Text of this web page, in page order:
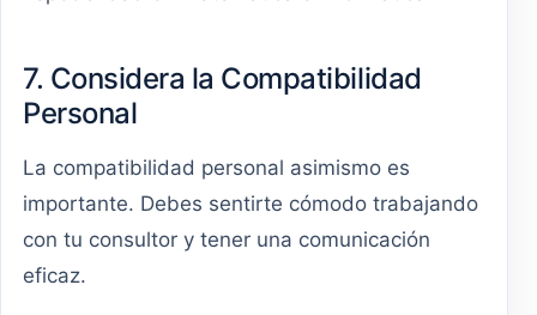
7. Considera la Compatibilidad
Personal
La compatibilidad personal asimismo es
importante. Debes sentirte cómodo trabajando
con tu consultor y tener una comunicación
eficaz.